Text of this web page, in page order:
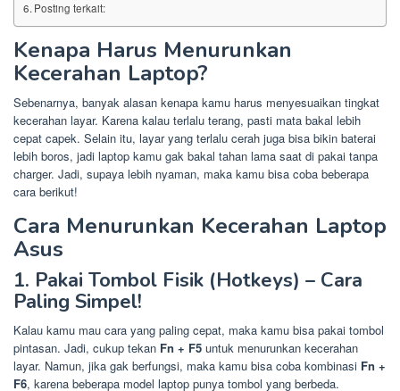
Posting terkait:
Kenapa Harus Menurunkan
Kecerahan Laptop?
Sebenarnya, banyak alasan kenapa kamu harus menyesuaikan tingkat
kecerahan layar. Karena kalau terlalu terang, pasti mata bakal lebih
cepat capek. Selain itu, layar yang terlalu cerah juga bisa bikin baterai
lebih boros, jadi laptop kamu gak bakal tahan lama saat di pakai tanpa
charger. Jadi, supaya lebih nyaman, maka kamu bisa coba beberapa
cara berikut!
Cara Menurunkan Kecerahan Laptop
Asus
1. Pakai Tombol Fisik (Hotkeys) – Cara
Paling Simpel!
Kalau kamu mau cara yang paling cepat, maka kamu bisa pakai tombol
pintasan. Jadi, cukup tekan Fn + F5 untuk menurunkan kecerahan
layar. Namun, jika gak berfungsi, maka kamu bisa coba kombinasi Fn +
F6, karena beberapa model laptop punya tombol yang berbeda.